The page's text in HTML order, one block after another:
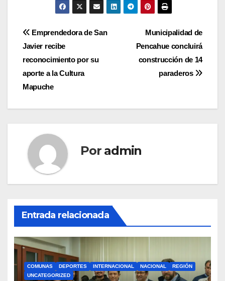
Navegación
de
entradas
Municipalidad de
Pencahue concluirá
construcción de 14
paraderos
Emprendedora de San
Javier recibe
reconocimiento por su
aporte a la Cultura
Mapuche
Por admin
Entrada relacionada
COMUNAS DEPORTES INTERNACIONAL NACIONAL
REGIÓN
UNCATEGORIZED